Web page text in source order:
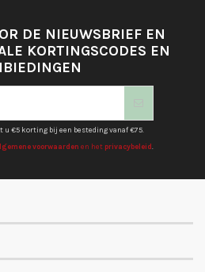
DE NIEUWSBRIEF EN
KORTINGSCODES EN
€5 korting bij een besteding vanaf €75.
voorwaarden en het privacybeleid.